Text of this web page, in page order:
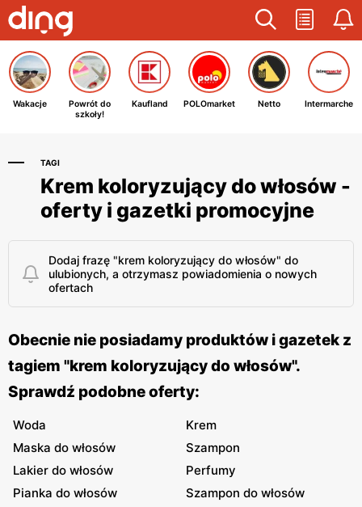
Wakacje
Powrót do
szkoły!
Kaufland POLOmarket Netto Intermarche
TAGI
Krem koloryzujący do włosów -
oferty i gazetki promocyjne
Dodaj frazę "krem koloryzujący do włosów" do
ulubionych, a otrzymasz powiadomienia o nowych
ofertach
Obecnie nie posiadamy produktów i gazetek z
tagiem "krem koloryzujący do włosów".
Sprawdź podobne oferty:
Woda
Krem
Maska do włosów
Szampon
Lakier do włosów
Perfumy
Pianka do włosów
Szampon do włosów